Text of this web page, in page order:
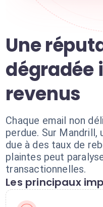
Une
dégradée
revenus
Chaque email non
perdue. Sur Mandrill,
due à des taux de
plaintes peut
transactionnelles.
Les principaux